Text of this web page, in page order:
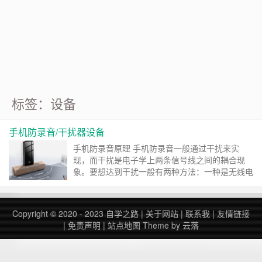
标签：设备
手机防录音/干扰器设备
手机防录音原理 手机防录音一般通过干扰来实
现，而干扰是电子学上两条信号线之间的耦合现
象。要想达到干扰一般有两种方法：一种是无线电
无线电信号来降低信噪比（信号和噪音比值），达
到破坏通信、阻止广播的行为。 电磁干扰：是指
任何在传导或电磁场伴随着电压、电流的作用而产
生会降低某个装置、设备或系统的性能，或可能对
生物或物质产生不良影响之电磁现象。 手机防录
Copyright © 2020 - 2023 自学之路 | 关于网站 | 联系我 | 友情链接
| 免责声明 | 站点地图 Theme by 云落